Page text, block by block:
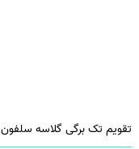
تقویم تک برگی گلاسه